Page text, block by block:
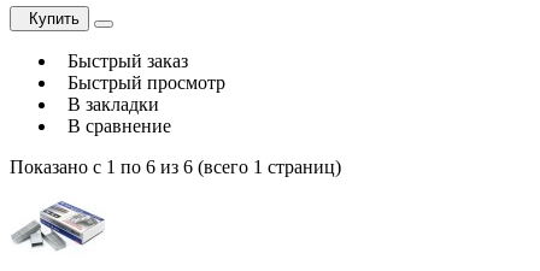
Купить
Быстрый заказ
Быстрый просмотр
В закладки
В сравнение
Показано с 1 по 6 из 6 (всего 1 страниц)